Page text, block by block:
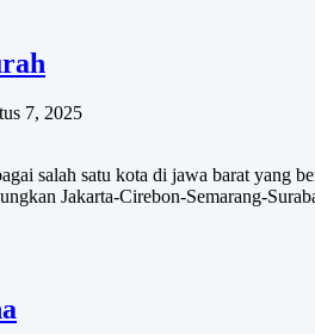
7, 2025
salah satu kota di jawa barat yang
Jakarta-Cirebon-Semarang-